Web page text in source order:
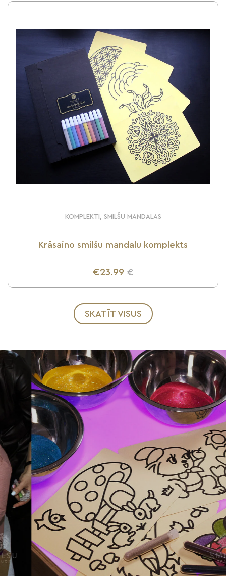
KOMPLEKTI, SMILŠU MANDALAS
Krāsaino smilšu mandalu komplekts
€23.99 €
UZZINI VAIRĀK
SKATĪT VISUS